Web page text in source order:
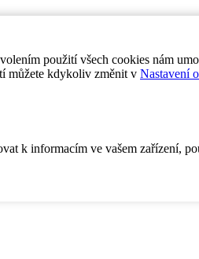
použití všech cookies nám
můžete kdykoliv změnit v Nastavení
k informacím ve vašem zařízení,